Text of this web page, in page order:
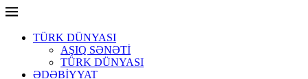
TÜRK DÜNYASI
AŞIQ SƏNƏTİ
TÜRK DÜNYASI
ƏDƏBİYYAT